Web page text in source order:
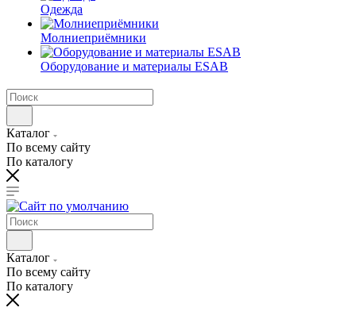
Одежда
Молниеприёмники
Оборудование и материалы ESAB
Каталог
По всему сайту
По каталогу
Каталог
По всему сайту
По каталогу